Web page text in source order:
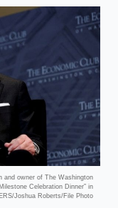
and owner of The Washington
Celebration Dinner” in
Joshua Roberts/File Photo